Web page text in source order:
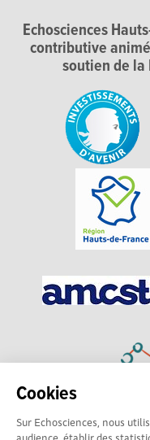
Cookies
Sur Echosciences, nous
Echosciences
contributive
soutien de la
Explorer, s’exprimer,